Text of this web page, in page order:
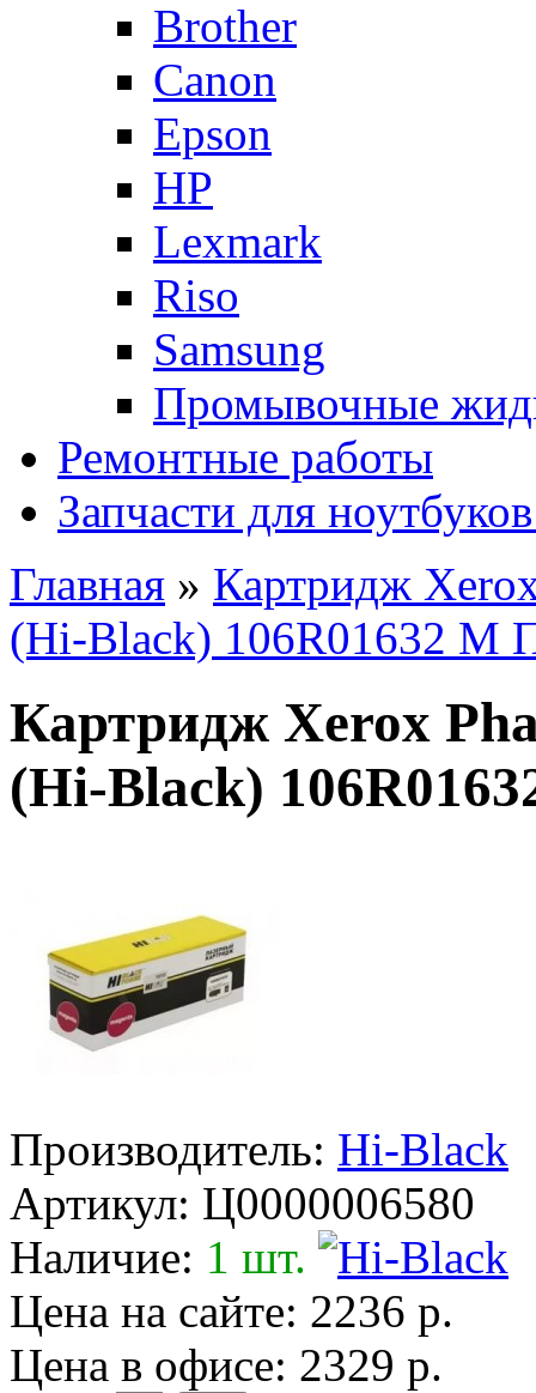
Brother
Canon
Epson
HP
Lexmark
Riso
Samsung
Промывочные
Ремонтные работы
Запчасти для
Главная » Картридж
(Hi-Black) 106R01632 M
Картридж Xerox
(Hi-Black)
Производитель: Hi-Black
Артикул: Ц0000006580
Наличие: 1 шт.
Цена на сайте: 2236 р.
Цена в офисе: 2329 р.